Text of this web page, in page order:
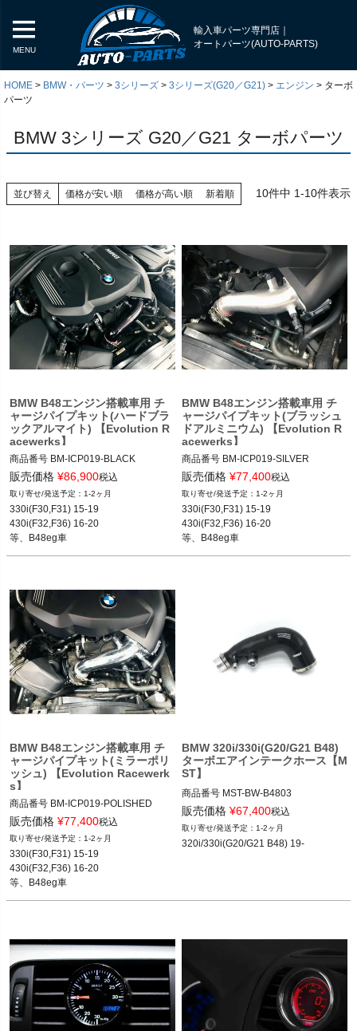
MENU
輸入車パーツ専門店｜
オートパーツ(AUTO-PARTS)
HOME BMW・パーツ 3シリーズ 3シリーズ(G20／G21) エンジン
ターボ
パーツ
BMW 3シリーズ G20／G21 ターボパーツ
並び替え 価格が安い順 価格が高い順 新着順 10件中 1-10件表示
BMW B48エンジン搭載車用 チ
ャージパイプキット(ハードブラ
ックアルマイト) 【Evolution R
acewerks】
商品番号 BM-ICP019-BLACK
BM-ICP019-Black
Finish: Black
販売価格 ¥86,900税込
1-2ヶ月
330i(F30,F31) 15-19
430i(F32,F36) 16-20
等、B48eg車
BMW B48エンジン搭載車用 チ
ャージパイプキット(ブラッシュ
ドアルミニウム) 【Evolution R
acewerks】
商品番号 BM-ICP019-SILVER
BM-ICP019-Silver
Finish: Brushed Silver
販売価格 ¥77,400税込
1-2ヶ月
330i(F30,F31) 15-19
430i(F32,F36) 16-20
等、B48eg車
BMW B48エンジン搭載車用 チ
ャージパイプキット(ミラーポリ
ッシュ) 【Evolution Racewerk
s】
商品番号 BM-ICP019-POLISHED
BM-ICP019-Polished
Finish: Mirror Polished
販売価格 ¥77,400税込
1-2ヶ月
330i(F30,F31) 15-19
430i(F32,F36) 16-20
等、B48eg車
BMW 320i/330i(G20/G21 B48)
ターボエアインテークホース【M
ST】
商品番号 MST-BW-B4803
MST-BW-B4803
販売価格 ¥67,400税込
1-2ヶ月
320i/330i(G20/G21 B48) 19-